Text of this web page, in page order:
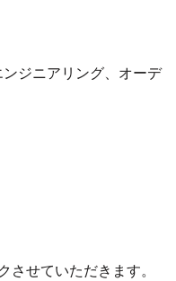
ジニアリング、オーデ
させていただきます。